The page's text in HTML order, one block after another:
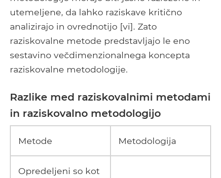
utemeljene, da lahko raziskave kritično
analizirajo in ovrednotijo ​​[vi]. Zato
raziskovalne metode predstavljajo le eno
sestavino večdimenzionalnega koncepta
raziskovalne metodologije.
Razlike med raziskovalnimi metodami
in raziskovalno metodologijo
Metode Metodologija
Opredeljeni so kot